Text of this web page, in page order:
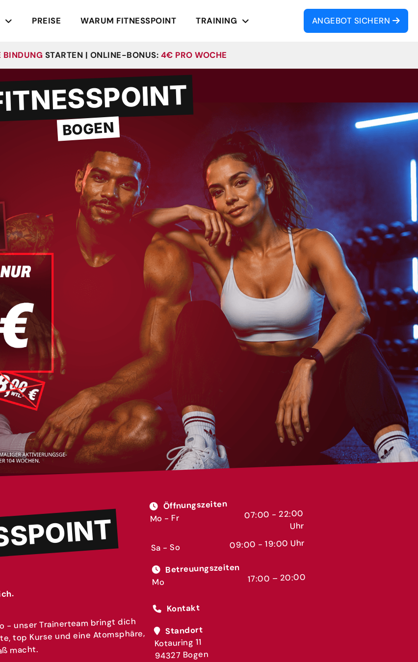
PREISE WARUM FITNESSPOINT TRAINING ANGEBOT SICHERN
BINDUNG STARTEN | ONLINE-BONUS: 4€ PRO WOCHE
BOGEN
- unser Trainerteam bringt dich
top Kurse und eine Atomsphäre,
macht.
Öffnungszeiten
Mo - Fr 07:00 - 22:00
Uhr
Sa - So 09:00 - 19:00 Uhr
Betreuungszeiten
Mo 17:00 – 20:00
Kontakt
Standort
Kotauring 11
94327 Bogen